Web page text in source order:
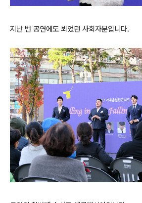
지난 번 공연에도 뵈었던 사회자분입니다.